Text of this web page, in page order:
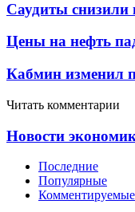
Саудиты снизили
Цены на нефть
Кабмин изменил
Читать комментарии
Новости
Последние
Популярные
Комментируемые